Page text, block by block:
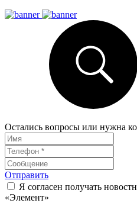
Остались вопросы или нужна
Отправить
Я согласен получать
«Элемент»